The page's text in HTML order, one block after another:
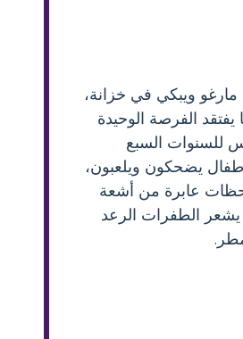
ويبكي في خزانة،
يفتقد الفرصة الوحيدة
للسنوات السبع
يضحكون ويلعبون،
عابرة من أشعة
الطفرات الرعد